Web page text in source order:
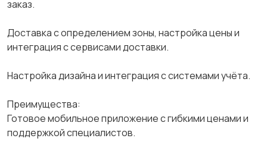
заказ.
Доставка с определением зоны, настройка цены и
интеграция с сервисами доставки.
Настройка дизайна и интеграция с системами учёта.
Преимущества:
Готовое мобильное приложение с гибкими ценами и
поддержкой специалистов.